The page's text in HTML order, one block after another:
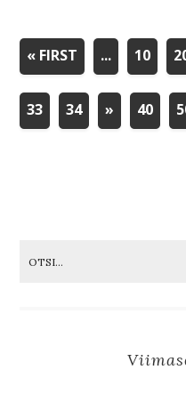
« FIRST ... 10
33 34 » 40